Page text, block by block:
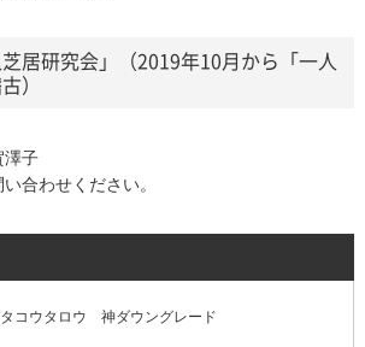
居研究会」（2019年10月から「一人
）
澤子
合わせください。
コウタロウ 神ダウングレード